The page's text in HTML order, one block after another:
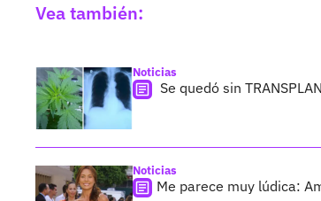
Vea también:
Noticias
Se quedó sin
Noticias
Me parece muy lúdica: